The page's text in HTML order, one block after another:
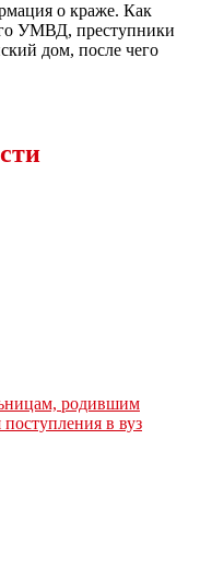
о краже. Как
УМВД, преступники
дом, после чего
родившим
в вуз